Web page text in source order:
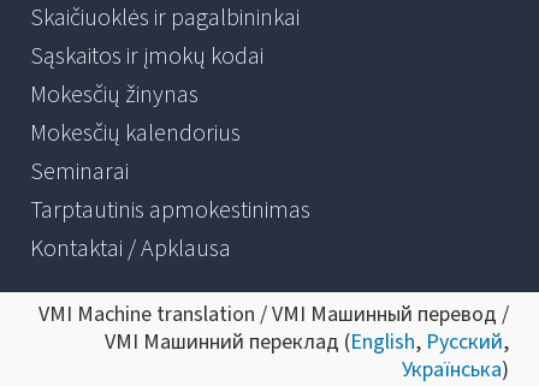
Skaičiuoklės ir pagalbininkai
Sąskaitos ir įmokų kodai
Mokesčių žinynas
Mokesčių kalendorius
Seminarai
Tarptautinis apmokestinimas
Kontaktai / Apklausa
VMI Machine translation / VMI Машинный перевод /
VMI Машинний переклад (English, Русский,
Українська)